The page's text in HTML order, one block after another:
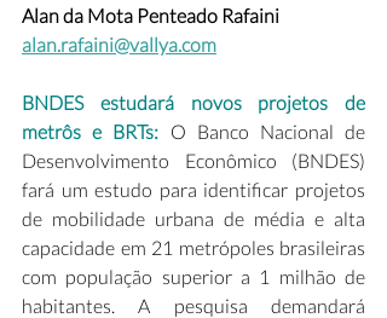
Alan da Mota Penteado Rafaini
alan.rafaini@vallya.com
BNDES estudará novos projetos de
metrôs e BRTs: O Banco Nacional de
Desenvolvimento Econômico (BNDES)
fará um estudo para identificar projetos
de mobilidade urbana de média e alta
capacidade em 21 metrópoles brasileiras
com população superior a 1 milhão de
habitantes. A pesquisa demandará